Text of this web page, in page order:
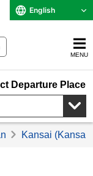
English
MENU
Departure Place
Kansai (Kansai)